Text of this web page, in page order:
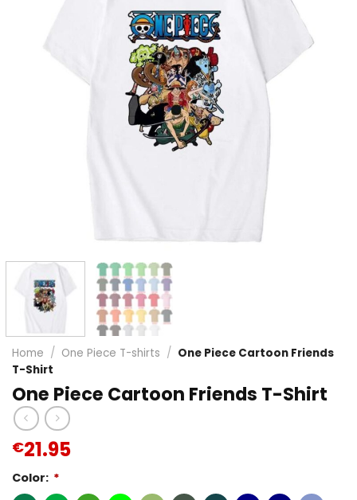
Home / One Piece T-shirts / One Piece Cartoon Friends
T-Shirt
One Piece Cartoon Friends T-Shirt
€21.95
Color: *